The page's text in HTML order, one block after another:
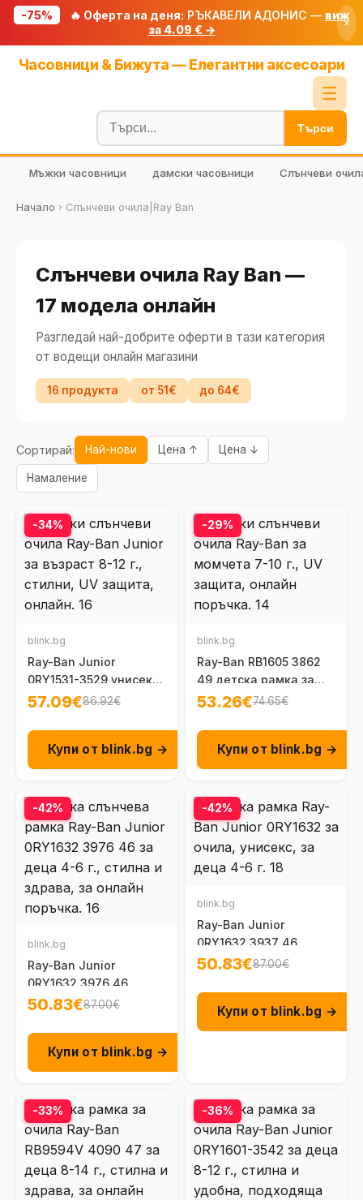
-75% 🔥 Оферта на деня: РЪКАВЕЛИ АДОНИС — виж
за 4.09 € →
×
Часовници & Бижута — Елегантни аксесоари
☰
Блог
🧮 Калкулатори
🔍 Намери продукт
🎁 Подарък
Търси
Мъжки часовници дамски часовници Слънчеви
Начало › Слънчеви очила|Ray Ban
Слънчеви очила Ray Ban —
17 модела онлайн
Разгледай най-добрите оферти в тази категория
от водещи онлайн магазини
16 продукта от 51€ до 64€
Сортирай: Най-нови Цена ↑ Цена ↓
Намаление
-34%
blink.bg
Ray-Ban Junior
0RY1531-3529 унисекс
8-12 г.
57.09€86.92€
Купи от blink.bg →
-29%
blink.bg
Ray-Ban RB1605 3862
49 детска рамка за
очила за момче 7 - 10
53.26€74.65€
Купи от blink.bg →
-42%
blink.bg
Ray-Ban Junior
0RY1632 3976 46
рамка за очила от 4
50.83€87.00€
Купи от blink.bg →
-42%
blink.bg
Ray-Ban Junior
0RY1632 3937 46
детска унисекс рамка
50.83€87.00€
Купи от blink.bg →
-33% -36%